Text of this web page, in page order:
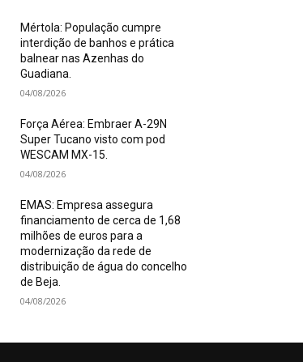
Mértola: População cumpre
interdição de banhos e prática
balnear nas Azenhas do
Guadiana.
04/08/2026
Força Aérea: Embraer A-29N
Super Tucano visto com pod
WESCAM MX-15.
04/08/2026
EMAS: Empresa assegura
financiamento de cerca de 1,68
milhões de euros para a
modernização da rede de
distribuição de água do concelho
de Beja.
04/08/2026